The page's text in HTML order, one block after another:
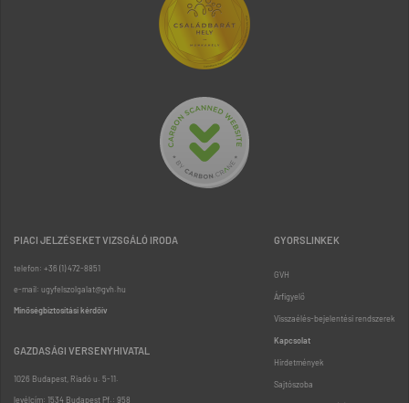
PIACI JELZÉSEKET VIZSGÁLÓ IRODA
telefon: +36 (1) 472-8851
e-mail: ugyfelszolgalat@gvh.hu
Minőségbiztosítási kérdőív
GAZDASÁGI VERSENYHIVATAL
1026 Budapest, Riadó u. 5-11.
levélcím: 1534 Budapest Pf.: 958
GYORSLINKEK
GVH
Árfigyelő
Visszaélés-bejelentési rendszerek
Kapcsolat
Hirdetmények
Sajtószoba